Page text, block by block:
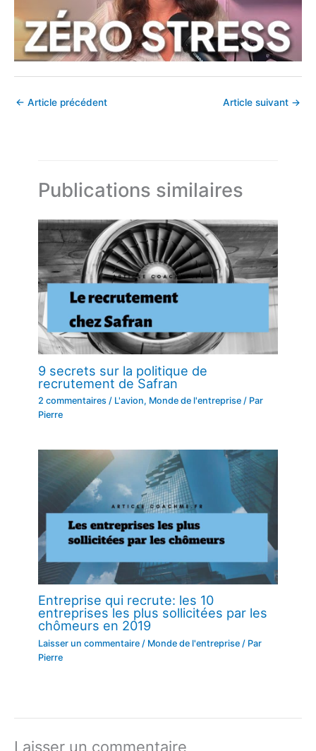
← Article précédent Article suivant →
Publications similaires
9 secrets sur la politique de
recrutement de Safran
2 commentaires / L'avion, Monde de l'entreprise / Par
Pierre
Entreprise qui recrute: les 10
entreprises les plus sollicitées par les
chômeurs en 2019
Laisser un commentaire / Monde de l'entreprise / Par
Pierre
Laisser un commentaire